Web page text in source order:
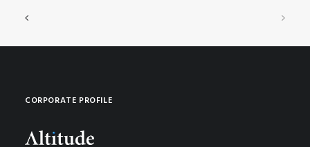
CORPORATE PROFILE